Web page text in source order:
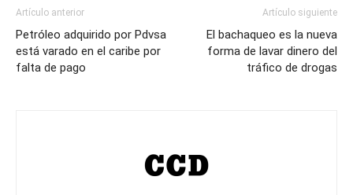
Artículo anterior
Petróleo adquirido por Pdvsa
está varado en el caribe por
falta de pago
Artículo siguiente
El bachaqueo es la nueva
forma de lavar dinero del
tráfico de drogas